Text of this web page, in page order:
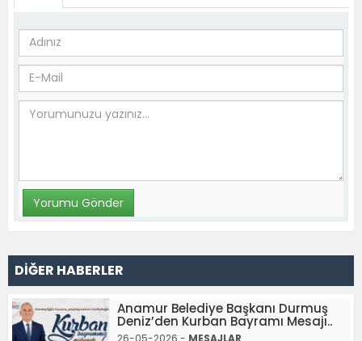
DİĞER HABERLER
Anamur Belediye Başkanı Durmuş
Deniz’den Kurban Bayramı Mesajı..
26-05-2026 - MESAJLAR